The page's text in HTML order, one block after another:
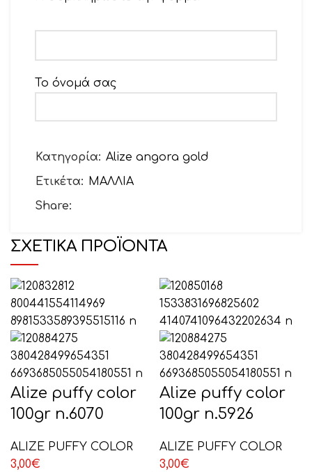
Το όνομά σας
Θέμα
Το μήνυμά σας (προαιρετικό)
Κατηγορία: Alize angora gold
Ετικέτα:
ΜΑΛΛΙΑ
Share:
ΣΧΕΤΙΚΆ ΠΡΟΪΌΝΤΑ
Alize puffy color
100gr n.6070
ALIZE PUFFY COLOR
3,00€
Alize puffy color
100gr n.5926
ALIZE PUFFY COLOR
3,00€